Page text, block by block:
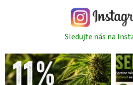
Sledujte nás na